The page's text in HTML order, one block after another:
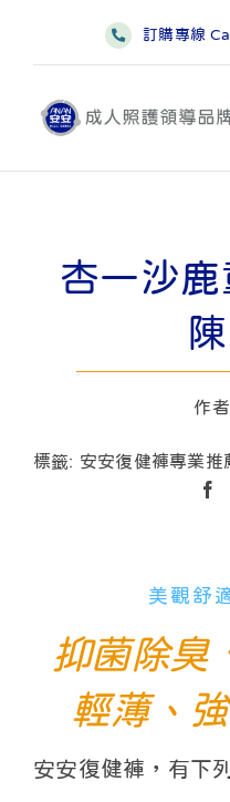
訂購專線
杏一沙
作
標籤: 安安復健褲專業推
美觀舒
抑菌除臭
輕薄、
安安復健褲，有下